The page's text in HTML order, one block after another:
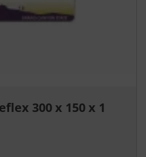
300 x 150 x 1